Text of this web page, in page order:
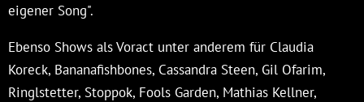
eigener Song".
Ebenso Shows als Voract unter anderem für Claudia
Koreck, Bananafishbones, Cassandra Steen, Gil Ofarim,
Ringlstetter, Stoppok, Fools Garden, Mathias Kellner,